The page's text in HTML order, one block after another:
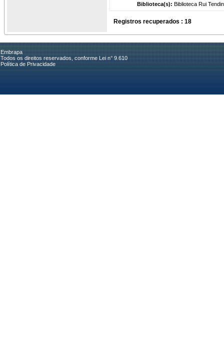
Biblioteca(s): Biblioteca Rui
Registros recuperados : 18
Embrapa
Todos os direitos reservados, conforme Lei n° 9.610
Política de Privacidade